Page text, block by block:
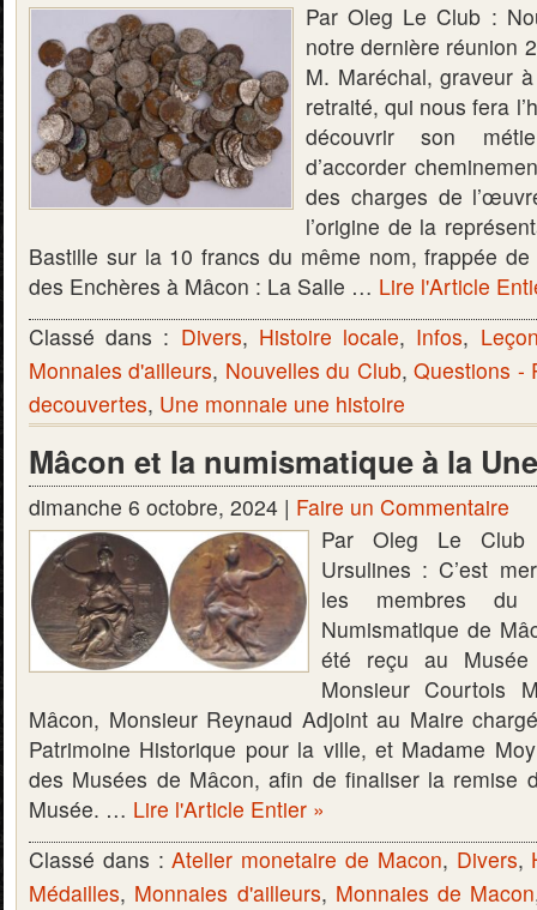
Par Oleg Le Club :
notre dernière réunion
M. Maréchal, graveur
retraité, qui nous fera
découvrir son
d’accorder
des charges de
l’origine de la
Bastille sur la 10 francs du même nom, frappée
des Enchères à Mâcon : La Salle … Lire l'Article
Classé dans : Divers, Histoire locale, Infos,
Monnaies d'ailleurs, Nouvelles du Club,Questions -
decouvertes, Une monnaie une histoire
Mâcon et la numismatique à la
dimanche 6 octobre, 2024 | Faire un Commentaire
Par Oleg Le
Ursulines : C’est
les membres
Numismatique de
été reçu au
Monsieur Courtois
Mâcon, Monsieur Reynaud Adjoint au Maire
Patrimoine Historique pour la ville, et Madame
des Musées de Mâcon, afin de finaliser la remise
Musée. … Lire l'Article Entier »
Classé dans :Atelier monetaire de Macon, Divers,
Médailles, Monnaies d'ailleurs, Monnaies de Macon